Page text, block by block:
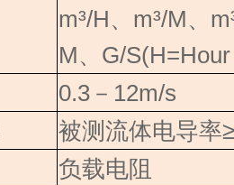
m³/H、 m³/M、
M、 G/
0.3 － 12m/s
被测流体电导率≥
负载电阻